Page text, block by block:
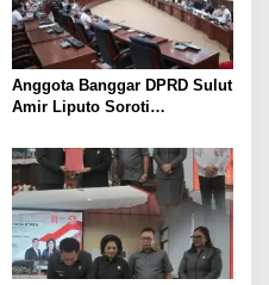
Anggota Banggar DPRD Sulut
Amir Liputo Soroti
Penanggulangan Bencana